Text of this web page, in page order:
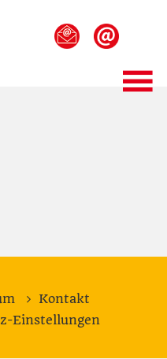
Kontakt
Einstellungen